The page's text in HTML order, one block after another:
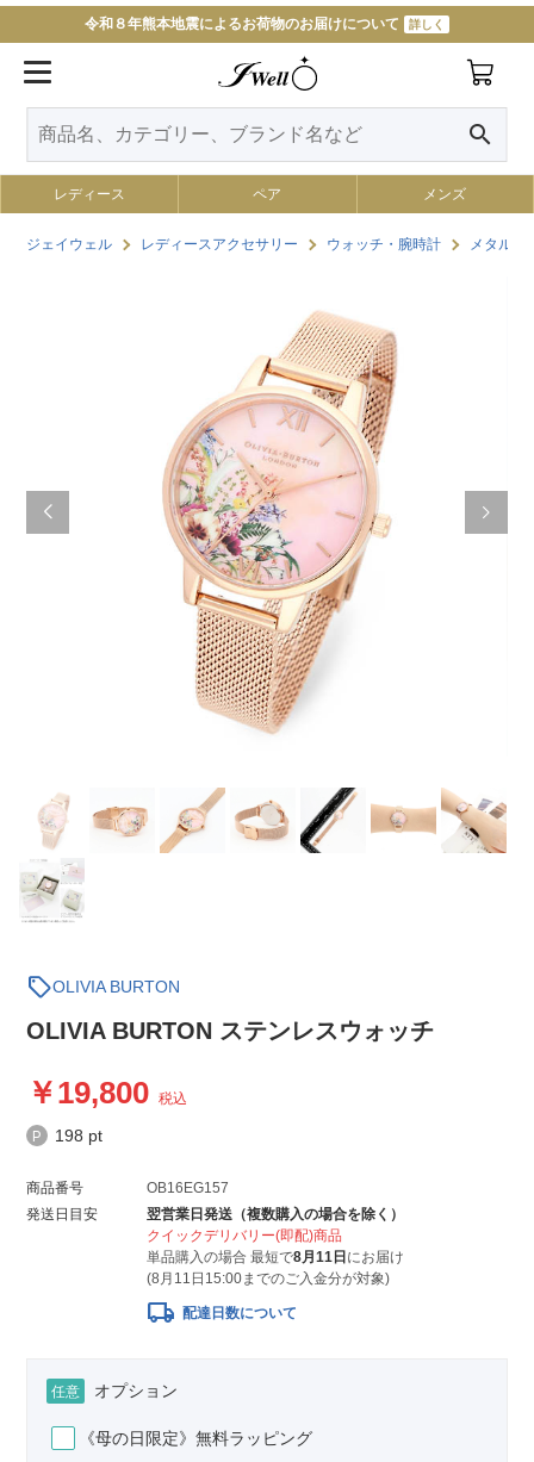
令和８年熊本地震によるお荷物のお届けについて 詳しく
search
レディース ペア メンズ
ジェイウェル レディースアクセサリー ウォッチ・腕時計 メタルウ
sellOLIVIA BURTON
OLIVIA BURTON ステンレスウォッチ
19,800 税込
198 pt
商品番号
OB16EG157
発送日目安
翌営業日発送（複数購入の場合を除く）
クイックデリバリー(即配)商品
単品購入の場合 最短で8月11日 にお届け
(8月11日15:00までのご入金分が対象)
local_shipping 配達日数について
任意 オプション
《母の日限定》無料ラッピング